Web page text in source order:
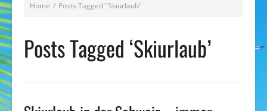
Home / Posts Tagged "Skiurlaub"
Posts Tagged ‘Skiurlaub’